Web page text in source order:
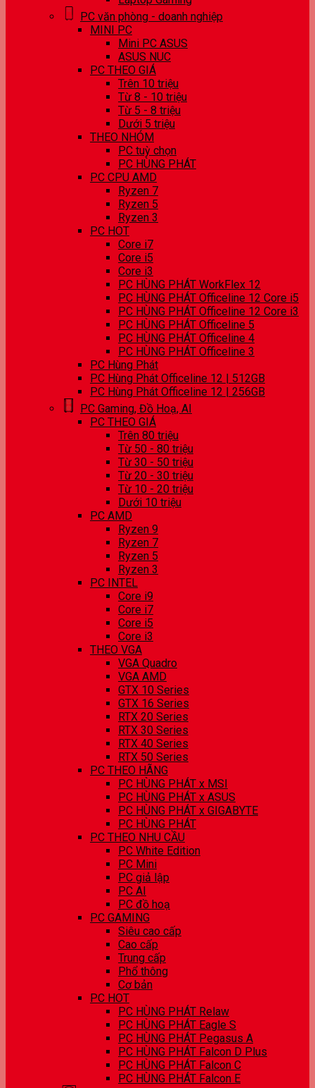
PC văn phòng - doanh nghiệp
MINI PC
Mini PC ASUS
ASUS NUC
PC THEO GIÁ
Trên 10 triệu
Từ 8 - 10 triệu
Từ 5 - 8 triệu
Dưới 5 triệu
THEO NHÓM
PC tuỳ chọn
PC HÙNG PHÁT
PC CPU AMD
Ryzen 7
Ryzen 5
Ryzen 3
PC HOT
Core i7
Core i5
Core i3
PC HÙNG PHÁT WorkFlex 12
PC HÙNG PHÁT Officeline 12 Core i5
PC HÙNG PHÁT Officeline 12 Core i3
PC HÙNG PHÁT Officeline 5
PC HÙNG PHÁT Officeline 4
PC HÙNG PHÁT Officeline 3
PC Hùng Phát
PC Hùng Phát Officeline 12 | 512GB
PC Hùng Phát Officeline 12 | 256GB
PC Gaming, Đồ Hoạ, AI
PC THEO GIÁ
Trên 80 triệu
Từ 50 - 80 triệu
Từ 30 - 50 triệu
Từ 20 - 30 triệu
Từ 10 - 20 triệu
Dưới 10 triệu
PC AMD
Ryzen 9
Ryzen 7
Ryzen 5
Ryzen 3
PC INTEL
Core i9
Core i7
Core i5
Core i3
THEO VGA
VGA Quadro
VGA AMD
GTX 10 Series
GTX 16 Series
RTX 20 Series
RTX 30 Series
RTX 40 Series
RTX 50 Series
PC THEO HÃNG
PC HÙNG PHÁT x MSI
PC HÙNG PHÁT x ASUS
PC HÙNG PHÁT x GIGABYTE
PC HÙNG PHÁT
PC THEO NHU CẦU
PC White Edition
PC Mini
PC giả lập
PC AI
PC đồ hoạ
PC GAMING
Siêu cao cấp
Cao cấp
Trung cấp
Phổ thông
Cơ bản
PC HOT
PC HÙNG PHÁT Relaw
PC HÙNG PHÁT Eagle S
PC HÙNG PHÁT Pegasus A
PC HÙNG PHÁT Falcon D Plus
PC HÙNG PHÁT Falcon C
PC HÙNG PHÁT Falcon E